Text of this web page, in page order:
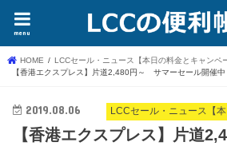
menu
HOME
LCCセール・ニュース【本日の料金とキャンペ
【香港エクスプレス】片道2,480円～ サマーセール開催中
LCCセール・ニュース【
2019.08.06
【香港エクスプレス】片道